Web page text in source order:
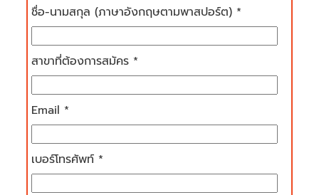
ชื่อ-นามสกุล (ภาษาอังกฤษตามพาสปอร์ต) *
สาขาที่ต้องการสมัคร *
Email *
เบอร์โทรศัพท์ *